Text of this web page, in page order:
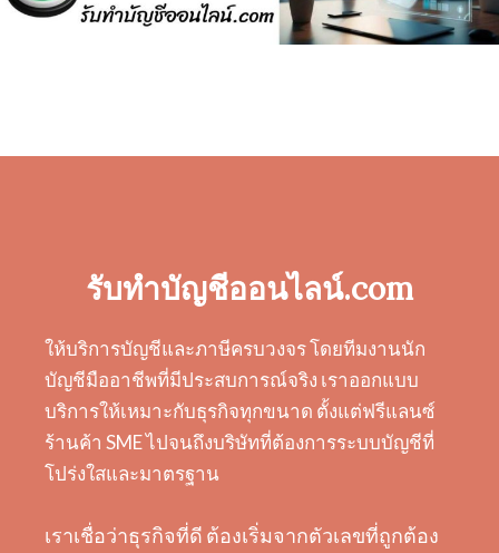
รับทำบัญชีออนไลน์.com
ให้บริการบัญชีและภาษีครบวงจร โดยทีมงานนัก
บัญชีมืออาชีพที่มีประสบการณ์จริง เราออกแบบ
บริการให้เหมาะกับธุรกิจทุกขนาด ตั้งแต่ฟรีแลนซ์
ร้านค้า SME ไปจนถึงบริษัทที่ต้องการระบบบัญชีที่
โปร่งใสและมาตรฐาน
เราเชื่อว่าธุรกิจที่ดี ต้องเริ่มจากตัวเลขที่ถูกต้อง